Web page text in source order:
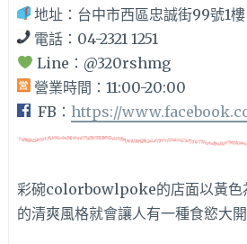
地址：台中市西區忠誠街99號1樓
電話：04-2321 1251
Line： @320rshmg
營業時間：11:00-20:00
FB： https://
彩碗colorbowlpoke的店面以黃色
的清爽風格就會讓人有一種食慾大